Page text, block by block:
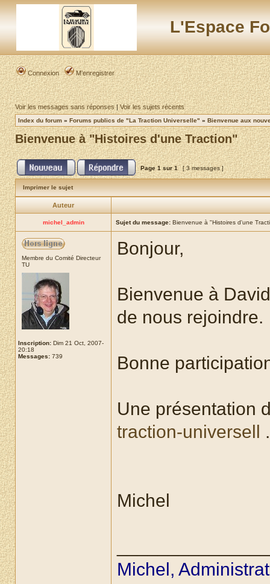
L'Espace
Connexion M’enregistrer
Voir les messages sans réponses|Voir les sujets récents
Index du forum » Forums publics de "La Traction Universelle" » Bienvenue aux
Bienvenue à "Histoires d'une Traction"
Page1sur1 [ 3 messages ]
Imprimer le sujet
Auteur
michel_admin Sujet du message: Bienvenue à "Histoires d'une
Membre du Comité Directeur
TU
Inscription: Dim 21 Oct, 2007-
20:18
Messages: 739
Bonjour,
Bienvenue à
de nous rejoindre.
Bonne
Une présentation
traction-universell
Michel
Michel,